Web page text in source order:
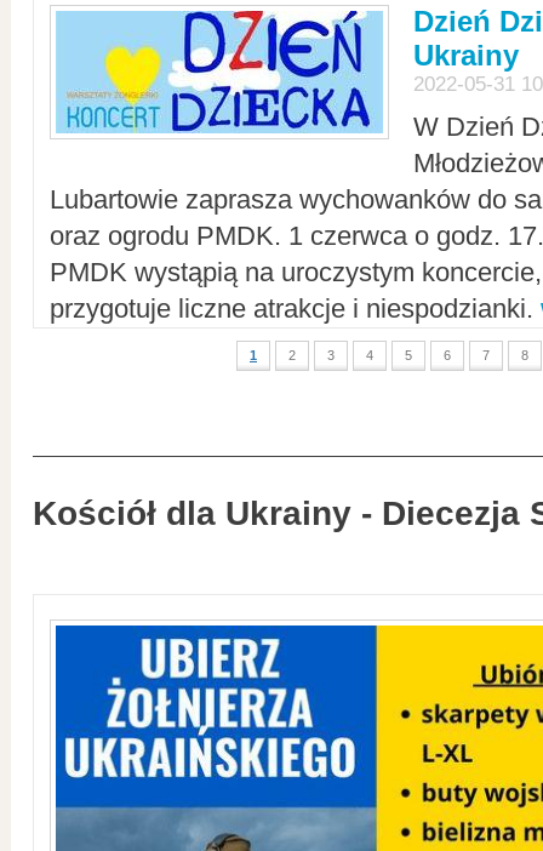
Dzień
Ukrainy
2022-05-31
W Dzień
Lubartowie zaprasza wychowanków do
oraz ogrodu PMDK. 1 czerwca o godz.
PMDK wystąpią na uroczystym
przygotuje liczne atrakcje i niespodzianki.
1 2 3 4 5 6 7 8
Kościół dla Ukrainy - Diecezja